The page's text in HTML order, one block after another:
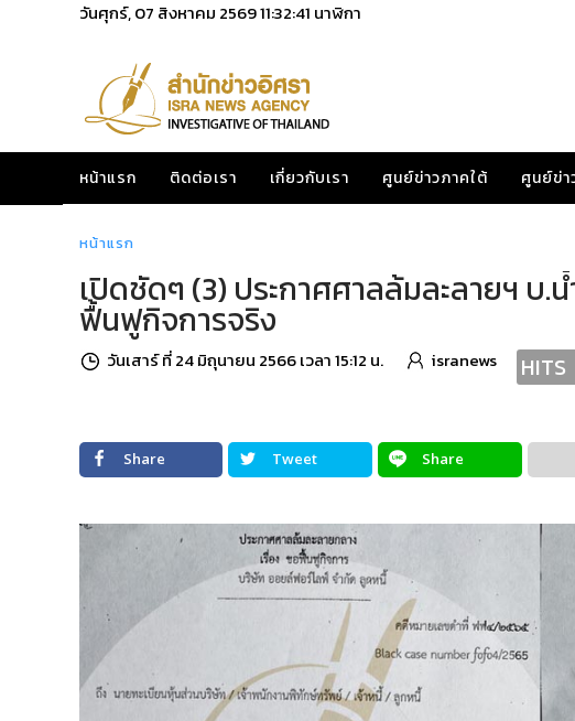
วันศุกร์, 07 สิงหาคม 256911:32:43นาฬิกา
หน้าแรก ติดต่อเรา เกี่ยวกับเรา ศูนย์ข่าวภาคใต้ ศูนย์ข่า
หน้าแรก
เปิดชัดๆ (3) ประกาศศาลล้มละลายฯ บ.
ฟื้นฟูกิจการจริง
วันเสาร์ ที่ 24 มิถุนายน 2566 เวลา 15:12 น. isranews HITS
Share Tweet Share